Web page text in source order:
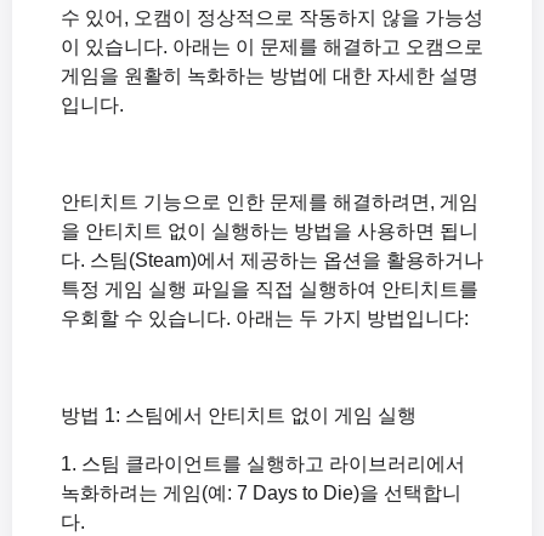
오캠 유료버전의 차이, 시리얼번호 등록방법
녹화 시 오캠 메인창이 포함되지 않도록 하려면 어떻게 해야 하나요.
녹화 시 시스템이 버벅거립니다.
녹화 시 소리가 들리지 않는 경우(Windows XP)
수 있어, 오캠이 정상적으로 작동하지 않을 가능성
이 있습니다. 아래는 이 문제를 해결하고 오캠으로
게임을 원활히 녹화하는 방법에 대한 자세한 설명
입니다.
안티치트 기능으로 인한 문제를 해결하려면, 게임
을 안티치트 없이 실행하는 방법을 사용하면 됩니
다. 스팀(Steam)에서 제공하는 옵션을 활용하거나
특정 게임 실행 파일을 직접 실행하여 안티치트를
우회할 수 있습니다. 아래는 두 가지 방법입니다:
방법 1: 스팀에서 안티치트 없이 게임 실행
1. 스팀 클라이언트를 실행하고 라이브러리에서
녹화하려는 게임(예: 7 Days to Die)을 선택합니
다.